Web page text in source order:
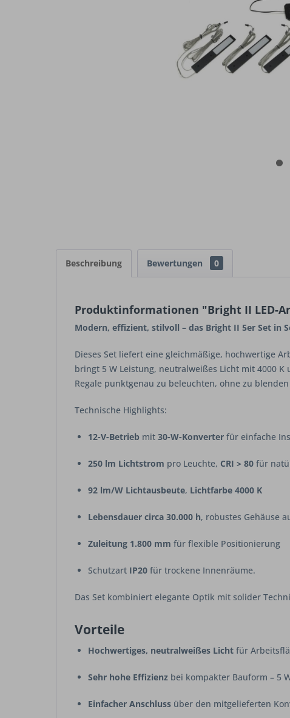
Beschreibung Bewertungen 0
Produktinformationen "Bright II
Modern, effizient, stilvoll – das Bright II 5er Set in
Dieses Set liefert eine gleichmäßige, hochwertige
bringt 5 W Leistung, neutralweißes Licht mit 4000
Regale punktgenau zu beleuchten, ohne zu
Technische Highlights:
12‑V‑Betrieb mit 30‑W‑Konverter für einfache
250 lm Lichtstrom pro Leuchte, CRI > 80 für
92 lm/W Lichtausbeute, Lichtfarbe 4000 K
Lebensdauer circa 30.000 h, robustes Gehäuse
Zuleitung 1.800 mm für flexible Positionierung
Schutzart IP20 für trockene Innenräume.
Das Set kombiniert elegante Optik mit solider
Vorteile
Hochwertiges, neutralweißes Licht für
Sehr hohe Effizienz bei kompakter Bauform – 5
Einfacher Anschluss über den mitgelieferten